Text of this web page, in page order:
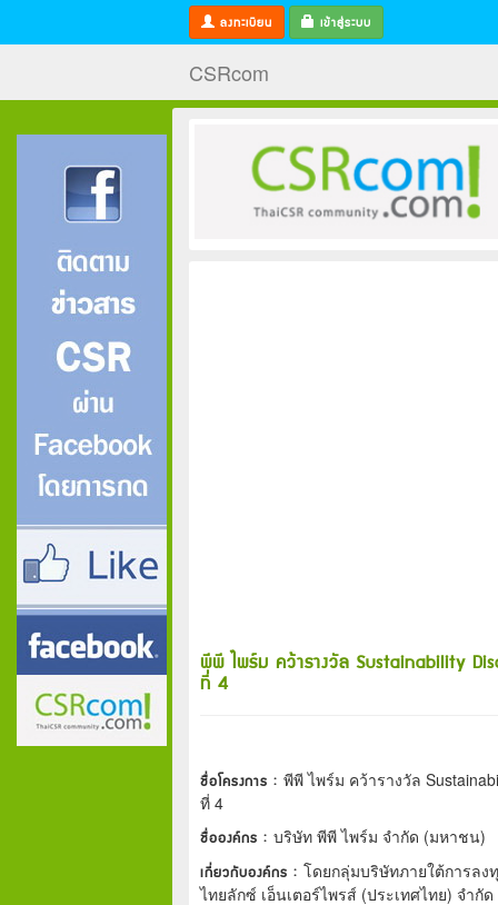
ลงทะเบียน เข้าสู่ระบบ
CSRcom
พีพี ไพร์ม คว้ารางวัล Sustainability
ที่ 4
ชื่อโครงการ : พีพี ไพร์ม คว้ารางวัล
ที่ 4
ชื่อองค์กร : บริษัท พีพี ไพร์ม จำกัด (มหาชน)
เกี่ยวกับองค์กร : โดยกลุ่มบริษัทภายใต้การล
ไทยลักซ์ เอ็นเตอร์ไพรส์ (ประเทศไทย) จำ